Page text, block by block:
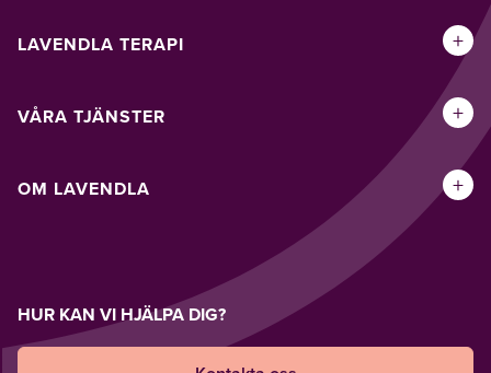
LAVENDLA TERAPI +
VÅRA TJÄNSTER +
OM LAVENDLA +
HUR KAN VI HJÄLPA DIG?